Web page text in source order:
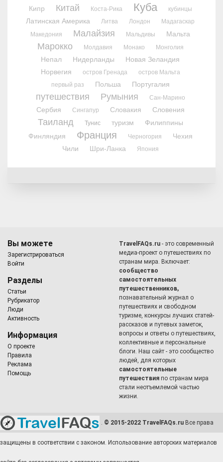
Кипр Китай Коста-Рика Куба кубинцы
Латинская Америка Литва Лондон
Мадагаскар
Македония
Малайзия Мальдивы Мальта
Марокко Молдавия Монако Монголия
Непал Нидерланды
Новая Зеландия
Норвегия
остров Гренада
остров Мальта
первый раз
Польша Португалия
путешествия Румыния Сан-Марино
Сербия Сингапур Словакия Словения
Таиланд Тунис туризм
Филиппины
Финляндия
Франция Черногория
Чехия
Чили
Шри-Ланка Япония
Вы можете
Зарегистрироваться
Войти
Разделы
Статьи
Рубрикатор
Люди
Активность
Информация
О проекте
Правила
Реклама
Помощь
TravelFAQs.ru - это современный
медиа-проект о путешествиях по
странам мира. Включает:
сообщество
самостоятельных
путешественников,
познавательный журнал о
путешествиях и свободном
туризме, конкурсы лучших статей-
рассказов и путевых заметок,
вопросы и ответы о путешествиях,
коллективные и персональные
блоги. Наш сайт - это сообщество
людей, для которых
самостоятельные
путешествия по странам мира
стали неотъемлемой частью
жизни.
© 2015-2022 TravelFAQs.ru Все права
защищены в соответствии с законом. Использование авторских материалов